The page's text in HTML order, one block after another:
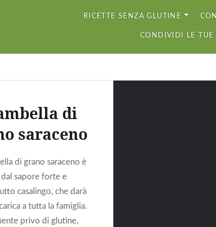
RICETTE SENZA GLUTINE
CONDIVIDI LE TUE
naturalmente senza
di
saraceno
di grano saraceno è
sapore forte e
casalingo, che darà
a tutta la famiglia.
privo di glutine,